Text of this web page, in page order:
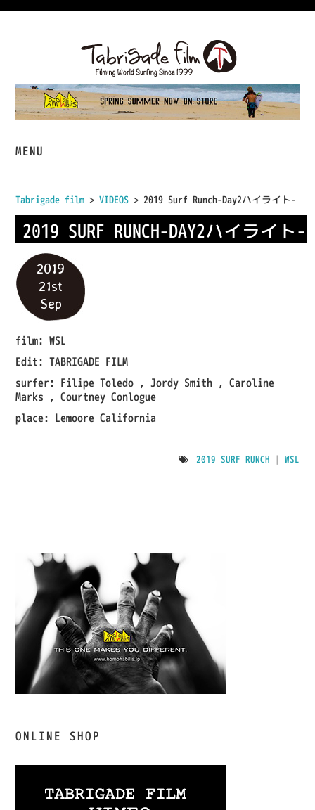
MENU
VIDEOS
PROJECTS
TABRIGADE
SHOP
Tabrigade film >VIDEOS > 2019 Surf Runch-Day2ハイライト-
2019 SURF RUNCH-DAY2ハイライト-
2019
21st
Sep
film: WSL
Edit: TABRIGADE FILM
surfer: Filipe Toledo , Jordy Smith , Caroline
Marks , Courtney Conlogue
place: Lemoore California
2019 SURF RUNCH | WSL
ONLINE SHOP